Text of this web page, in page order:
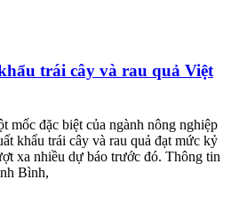
trái cây và rau quả Việt
mốc đặc biệt của ngành nông nghiệp
khẩu trái cây và rau quả đạt mức kỷ
xa nhiều dự báo trước đó. Thông tin
Bình,